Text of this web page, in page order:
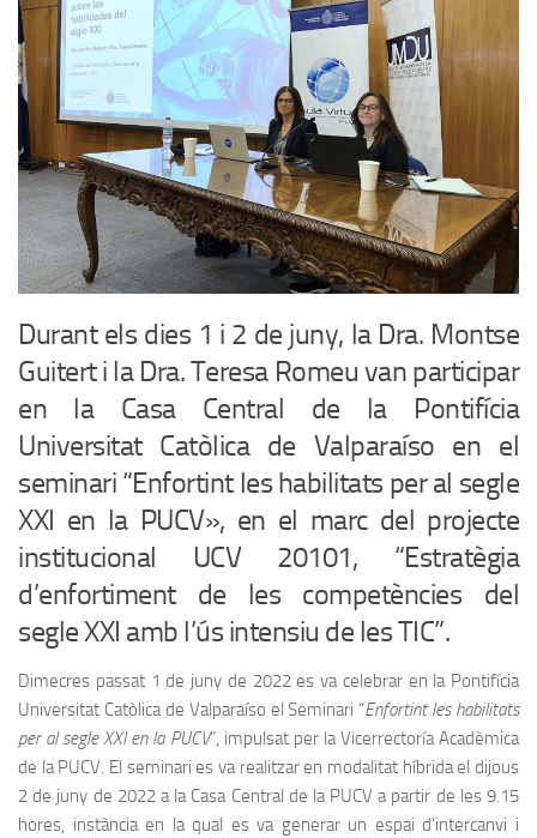
Durant els dies 1 i 2 de juny, la Dra. Montse
Guitert i la Dra. Teresa Romeu van participar
en la Casa Central de la Pontifícia
Universitat Catòlica de Valparaíso en el
seminari “Enfortint les habilitats per al segle
XXI en la PUCV», en el marc del projecte
institucional UCV 20101, “Estratègia
d’enfortiment de les competències del
segle XXI amb l’ús intensiu de les TIC”.
Dimecres passat 1 de juny de 2022 es va celebrar en la Pontifícia
Universitat Catòlica de Valparaíso el Seminari “Enfortint les habilitats
per al segle XXI en la PUCV”, impulsat per la Vicerrectoría Acadèmica
de la PUCV. El seminari es va realitzar en modalitat híbrida el dijous
2 de juny de 2022 a la Casa Central de la PUCV a partir de les 9.15
hores, instància en la qual es va generar un espai d’intercanvi i